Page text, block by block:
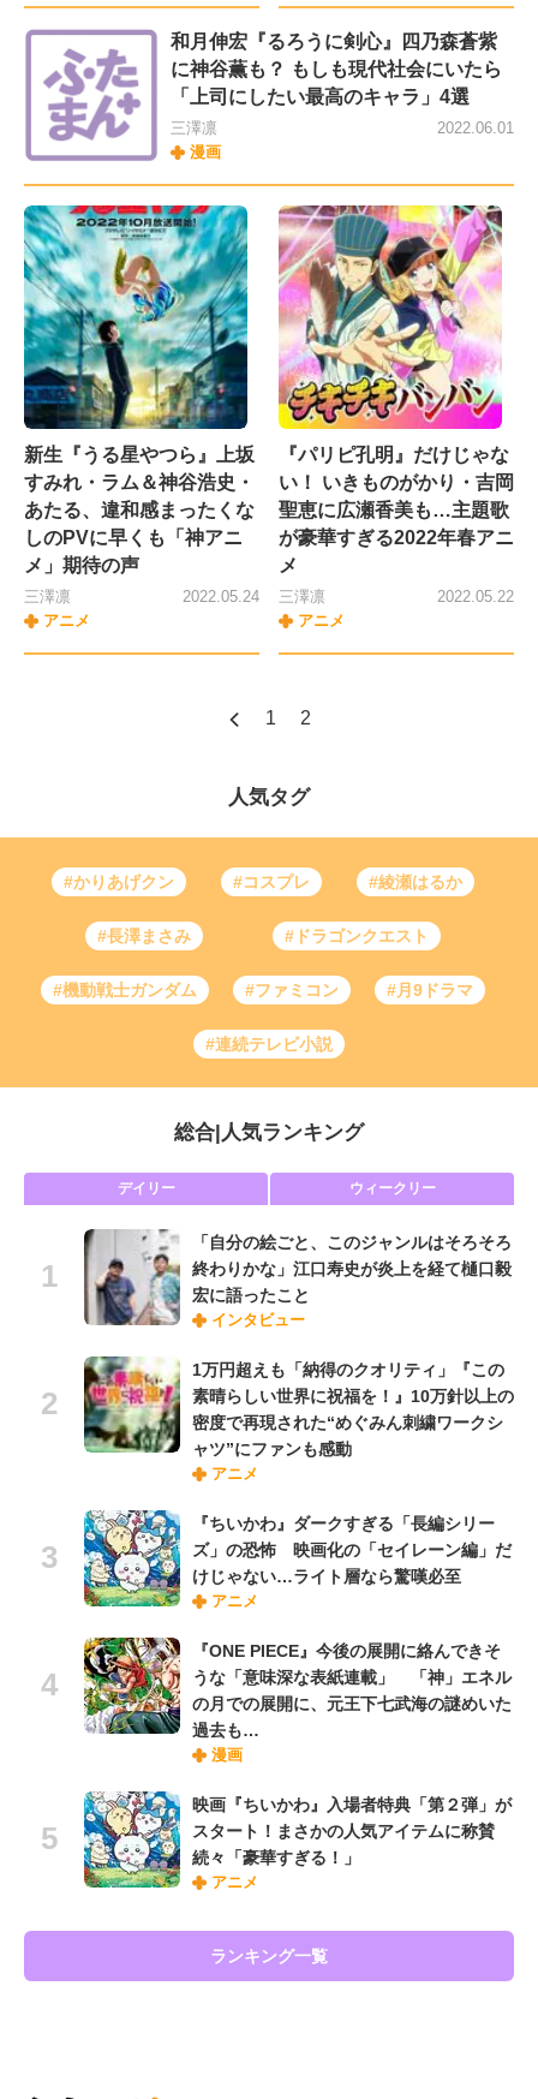
和月伸宏『るろうに剣心』四乃森蒼紫
に神谷薫も？ もしも現代社会にいたら
「上司にしたい最高のキャラ」4選
三澤凛
漫画
2022.06.01
新生『うる星やつら』上坂
すみれ・ラム＆神谷浩史・
あたる、違和感まったくな
しのPVに早くも「神アニ
メ」期待の声
三澤凛
アニメ
2022.05.24
『パリピ孔明』だけじゃな
い！ いきものがかり・吉岡
聖恵に広瀬香美も…主題歌
が豪華すぎる2022年春アニ
メ
三澤凛
アニメ
2022.05.22
1 2
人気タグ
#かりあげクン #コスプレ #綾瀬はるか
#長澤まさみ #ドラゴンクエスト
#機動戦士ガンダム #ファミコン #月9ドラマ
#連続テレビ小説
総合 人気ランキング
デイリー ウィークリー
「自分の絵ごと、このジャンルはそろそろ
終わりかな」江口寿史が炎上を経て樋口毅
宏に語ったこと
インタビュー
1万円超えも「納得のクオリティ」『この
素晴らしい世界に祝福を！』10万針以上の
密度で再現された“めぐみん刺繍ワークシ
ャツ”にファンも感動
アニメ
『ちいかわ』ダークすぎる「長編シリー
ズ」の恐怖 映画化の「セイレーン編」だ
けじゃない…ライト層なら驚嘆必至
アニメ
『ONE PIECE』今後の展開に絡んできそ
うな「意味深な表紙連載」 「神」エネル
の月での展開に、元王下七武海の謎めいた
過去も…
漫画
映画『ちいかわ』入場者特典「第２弾」が
スタート！まさかの人気アイテムに称賛
続々「豪華すぎる！」
アニメ
ランキング一覧